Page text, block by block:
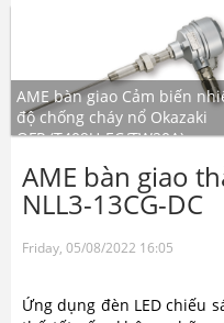
AME bàn giao Cảm biến
độ chống cháy nổ Okazaki
OFP (T409U-EC/TW20A)
AME bàn giao
NLL3-13CG-DC
Friday, 05/08/2022 16:05
Ứng dụng đèn LED chiếu